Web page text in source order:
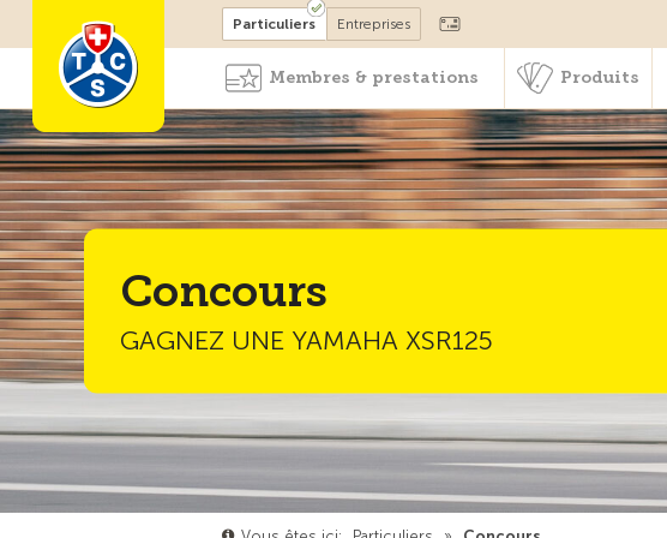
Devenir membre
Particuliers Entreprises
Membres & prestations Produits
Concours
GAGNEZ UNE YAMAHA XSR125